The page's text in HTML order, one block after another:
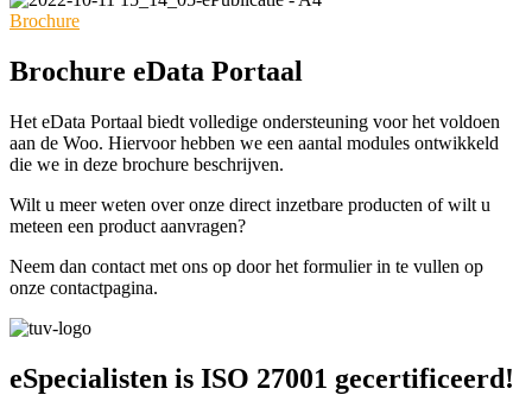
Brochure
Brochure eData Portaal
Het eData Portaal biedt volledige ondersteuning voor het voldoen
aan de Woo. Hiervoor hebben we een aantal modules ontwikkeld
die we in deze brochure beschrijven.
Wilt u meer weten over onze direct inzetbare producten of wilt u
meteen een product aanvragen?
Neem dan contact met ons op door het formulier in te vullen op
onze contactpagina.
eSpecialisten is ISO 27001 gecertificeerd!